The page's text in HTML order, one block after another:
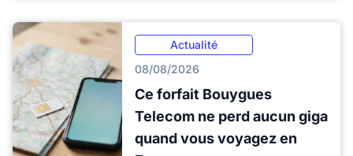
Actualité
08/08/2026
Ce forfait Bouygues
Telecom ne perd aucun giga
quand vous voyagez en